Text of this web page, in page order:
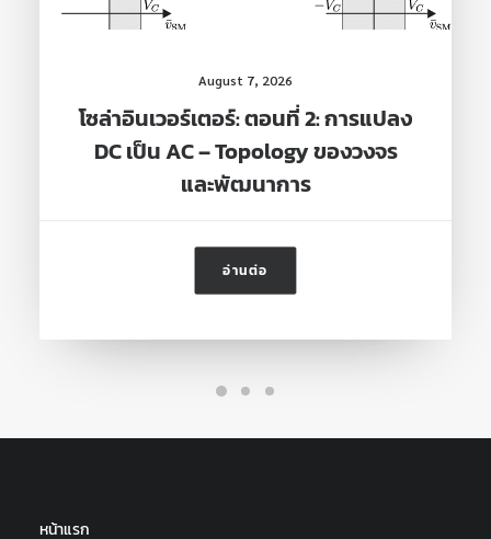
August 7, 2026
โซล่าอินเวอร์เตอร์: ตอนที่ 2: การแปลง
DC เป็น AC – Topology ของวงจร
และพัฒนาการ
อ่านต่อ
หน้าแรก